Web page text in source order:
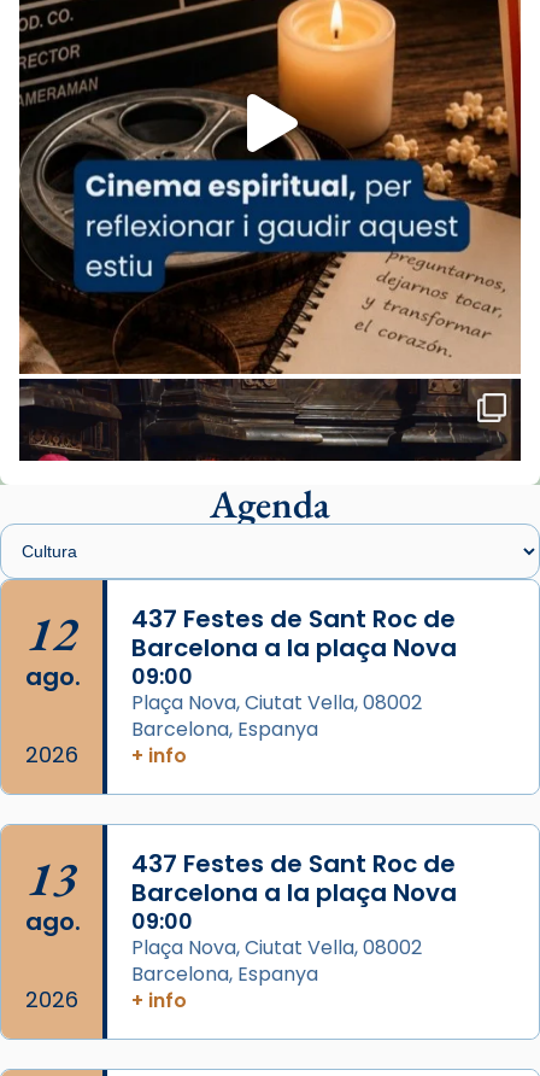
de Barcelona.
1 week ago
Aquest dilluns, 27 de juliol, ha tingut lloc la
missa d’acció de gràcies en agraïment al
comitè organitzador de la visita apostòlica
del Sant Pare Lleó XIV a Barcelona, i als
col·laboradors, a la Catedral de Barcelona.
L’arquebisbe de Barcelona, el cardenal Joan
Josep Omella, ha presidit la missa i l’ha
concelebrat el bisbe auxiliar de Barcelona,
Mons. David Abadías.
📸 Dr. G. Simón
Foto
View on Facebook Share
Arquebisbat de Barcelona
1 week ago
Memòria de les santes Juliana i
Semproniana, verges i màrtirs.
Acompanyant la història de sant Cugat, a
partir de l’Edat Mitjana sorgeix la tradició
que les santes Juliana (“relatiu a Júlia”) i
Semproniana (“relatiu a Semprònia =
eterna”) són deixebles seves. I l’any 1667, el
frare Joan Gaspar Roig, afirma en una obra
que les santes són filles de l’antiga Iluro.
Mataró en reivindicarà les relíq
... Ver más
Foto
View on Facebook Share
Agenda
12
ago.
2026
437 Festes de Sant Roc de
Barcelona a la plaça Nova
09:00
Plaça Nova, Ciutat Vella, 08002
Barcelona, Espanya
+ info
13
ago.
2026
437 Festes de Sant Roc de
Barcelona a la plaça Nova
09:00
Plaça Nova, Ciutat Vella, 08002
Barcelona, Espanya
+ info